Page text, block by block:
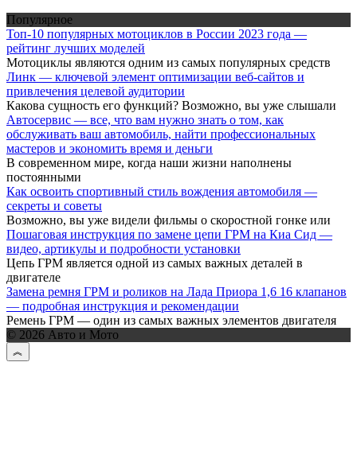
Популярное
Топ-10 популярных мотоциклов в России 2023 года —
рейтинг лучших моделей
Мотоциклы являются одним из самых популярных средств
Линк — ключевой элемент оптимизации веб-сайтов и
привлечения целевой аудитории
Какова сущность его функций? Возможно, вы уже слышали
Автосервис — все, что вам нужно знать о том, как
обслуживать ваш автомобиль, найти профессиональных
мастеров и экономить время и деньги
В современном мире, когда наши жизни наполнены
постоянными
Как освоить спортивный стиль вождения автомобиля —
секреты и советы
Возможно, вы уже видели фильмы о скоростной гонке или
Пошаговая инструкция по замене цепи ГРМ на Киа Сид —
видео, артикулы и подробности установки
Цепь ГРМ является одной из самых важных деталей в
двигателе
Замена ремня ГРМ и роликов на Лада Приора 1,6 16 клапанов
— подробная инструкция и рекомендации
Ремень ГРМ — один из самых важных элементов двигателя
© 2026 Авто и Мото